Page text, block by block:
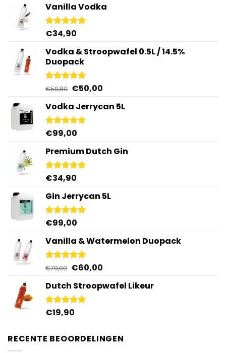
Vanilla Vodka
Gewaardeerd
€34,90
Vodka & Stroopwafel 0.5L / 14.5%
Duopack
Gewaardeerd
€59,80 Oorspronkelijke
was:
€59,80.
€50,00Huidige
is:
Vodka Jerrycan 5L
Gewaardeerd
€99,00
Premium Dutch Gin
Gewaardeerd
€34,90
Gin Jerrycan 5L
Gewaardeerd
€99,00
Vanilla & Watermelon Duopack
Gewaardeerd
€79,00 Oorspronkelijke
was:
€79,00.
€60,00Huidige
is:
Dutch Stroopwafel Likeur
Gewaardeerd
€19,90
RECENTE BEOORDELINGEN